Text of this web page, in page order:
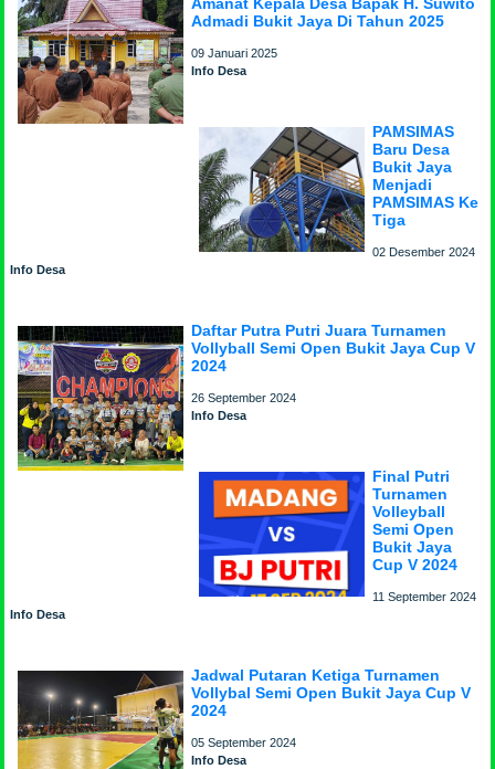
Admadi Bukit Jaya Di Tahun 2025
09 Januari 2025
Info Desa
PAMSIMAS
Baru Desa
Bukit Jaya
Menjadi
PAMSIMAS Ke
Tiga
02 Desember 2024
Info Desa
Daftar Putra Putri Juara Turnamen
Vollyball Semi Open Bukit Jaya Cup V
2024
26 September 2024
Info Desa
Final Putri
Turnamen
Volleyball
Semi Open
Bukit Jaya
Cup V 2024
11 September 2024
Info Desa
Jadwal Putaran Ketiga Turnamen
Vollybal Semi Open Bukit Jaya Cup V
2024
05 September 2024
Info Desa